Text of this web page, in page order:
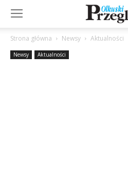
Strona główna Newsy Aktualności
Newsy Aktualności